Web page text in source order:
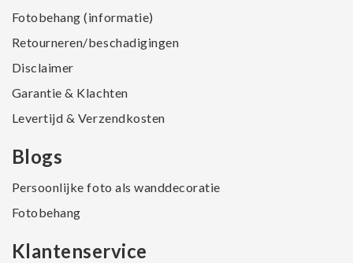
Fotobehang (informatie)
Retourneren/beschadigingen
Disclaimer
Garantie & Klachten
Levertijd & Verzendkosten
Blogs
Persoonlijke foto als wanddecoratie
Fotobehang
Klantenservice